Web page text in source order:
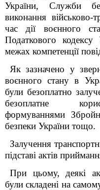
України, Служби
виконання військово-
час дії воєнного
Податкового
межах компетенції
Як зазначено у
воєнного стану в
були безоплатно
безоплатне
формуваннями
безпеки України тощо.
Залучення
підставі актів
При цьому, деякі
були складені на